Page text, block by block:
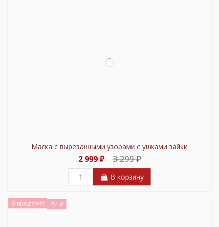
Маска с вырезанными узорами с ушками зайки
2 999 ₽ 3 299 ₽
В корзину
В продаже! -51 ₽